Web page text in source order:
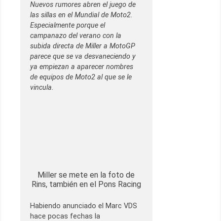
Nuevos rumores abren el juego de
las sillas en el Mundial de Moto2.
Especialmente porque el
campanazo del verano con la
subida directa de Miller a MotoGP
parece que se va desvaneciendo y
ya empiezan a aparecer nombres
de equipos de Moto2 al que se le
vincula.
Miller se mete en la foto de
Rins, también en el Pons Racing
Habiendo anunciado el Marc VDS
hace pocas fechas la